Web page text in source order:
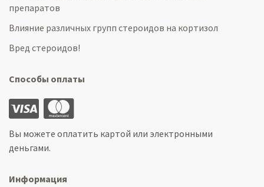
препаратов
Влияние различных групп стероидов на кортизол
Вред стероидов!
Способы оплаты
Вы можете оплатить картой или электронными
деньгами.
Информация